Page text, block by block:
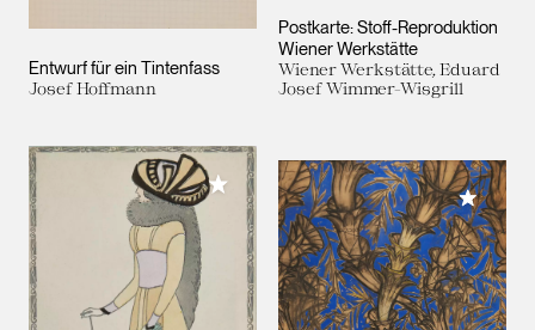
Entwurf für ein Tintenfass
Josef Hoffmann
Postkarte: Stoff-Reproduktion
Wiener Werkstätte
Wiener Werkstätte, Eduard
Josef Wimmer-Wisgrill
Meiner Sammlung hinzufügen
Meiner